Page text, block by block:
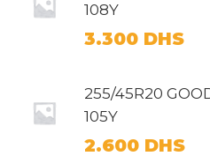
108Y
3.300 DHS
255/45R20
105Y
2.600 DHS